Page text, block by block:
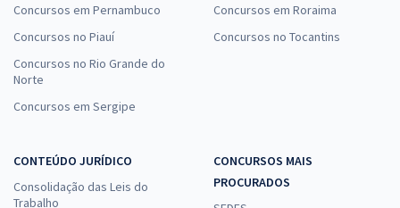
Concursos em Pernambuco
Concursos no Piauí
Concursos no Rio Grande do
Norte
Concursos em Sergipe
Concursos em Roraima
Concursos no Tocantins
CONTEÚDO JURÍDICO
Consolidação das Leis do
Trabalho
CONCURSOS MAIS
PROCURADOS